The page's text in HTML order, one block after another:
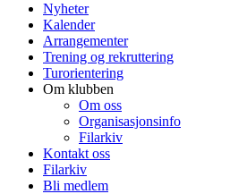
Nyheter
Kalender
Arrangementer
Trening og rekruttering
Turorientering
Om klubben
Om oss
Organisasjonsinfo
Filarkiv
Kontakt oss
Filarkiv
Bli medlem